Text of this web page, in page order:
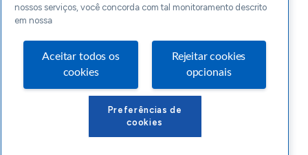
nossos serviços, você concorda com tal monitoramento descrito
em nossa
Aceitar todos os
cookies
Rejeitar cookies
opcionais
Preferências de
cookies